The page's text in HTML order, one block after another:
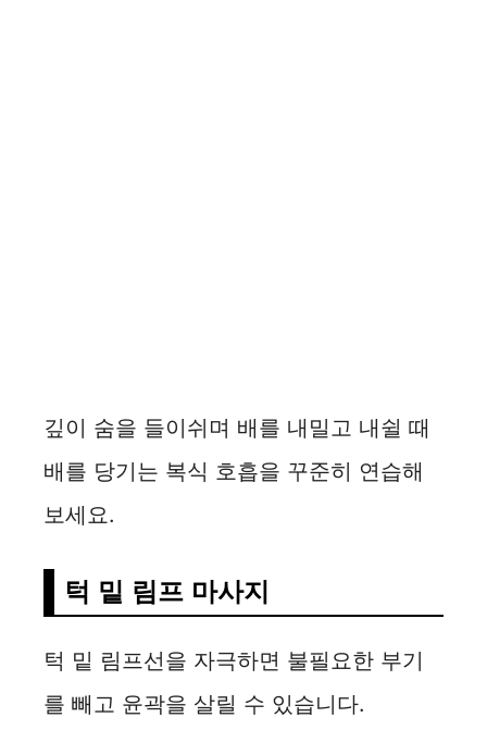
깊이 숨을 들이쉬며 배를 내밀고 내쉴 때
배를 당기는 복식 호흡을 꾸준히 연습해
보세요.
턱 밑 림프 마사지
턱 밑 림프선을 자극하면 불필요한 부기
를 빼고 윤곽을 살릴 수 있습니다.